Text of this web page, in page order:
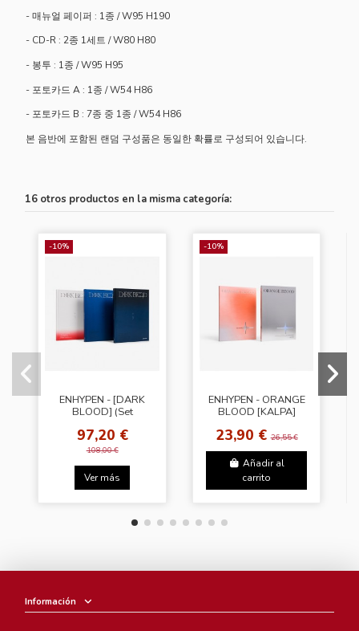
- 매뉴얼 페이퍼 : 1종 / W95 H190
- CD-R : 2종 1세트 / W80 H80
- 봉투 : 1종 / W95 H95
- 포토카드 A : 1종 / W54 H86
- 포토카드 B : 7종 중 1종 / W54 H86
본 음반에 포함된 랜덤 구성품은 동일한 확률로 구성되어 있습니다.
16 otros productos en la misma categoría:
-10%
ENHYPEN - [DARK
BLOOD] (Set
97,20 €
108,00 €
Ver más
-10%
ENHYPEN - ORANGE
BLOOD [KALPA]
23,90 €26,55 €
Añadir al
carrito
Información